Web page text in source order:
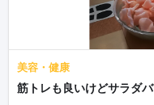
美容・健康
筋トレも良いけどサラダ